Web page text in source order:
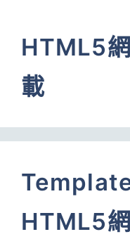
HTML5
載
HTML5